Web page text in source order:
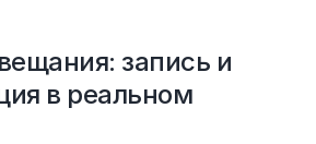
запись и
в реальном